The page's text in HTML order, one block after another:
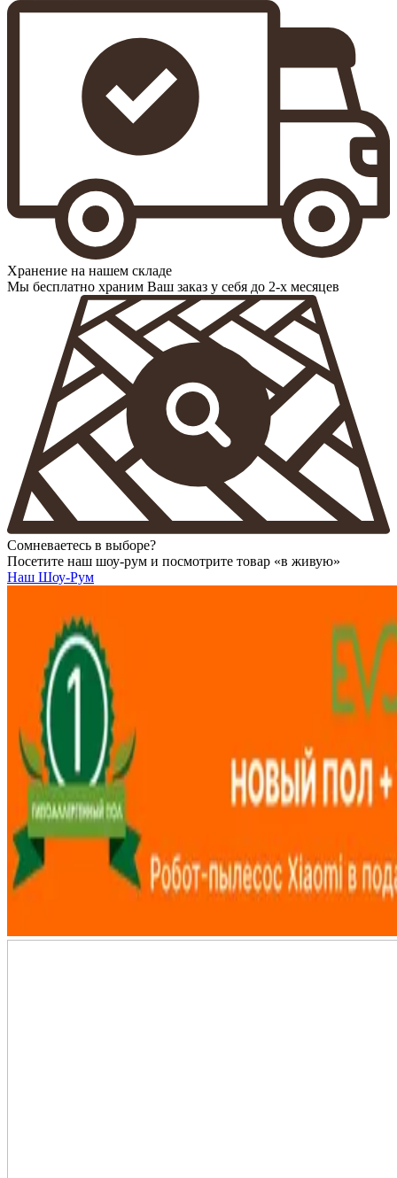
Хранение на нашем складе
Мы бесплатно храним Ваш заказ у себя до 2-х месяцев
Сомневаетесь в выборе?
Посетите наш шоу-рум и посмотрите товар «в живую»
Наш Шоу-Рум